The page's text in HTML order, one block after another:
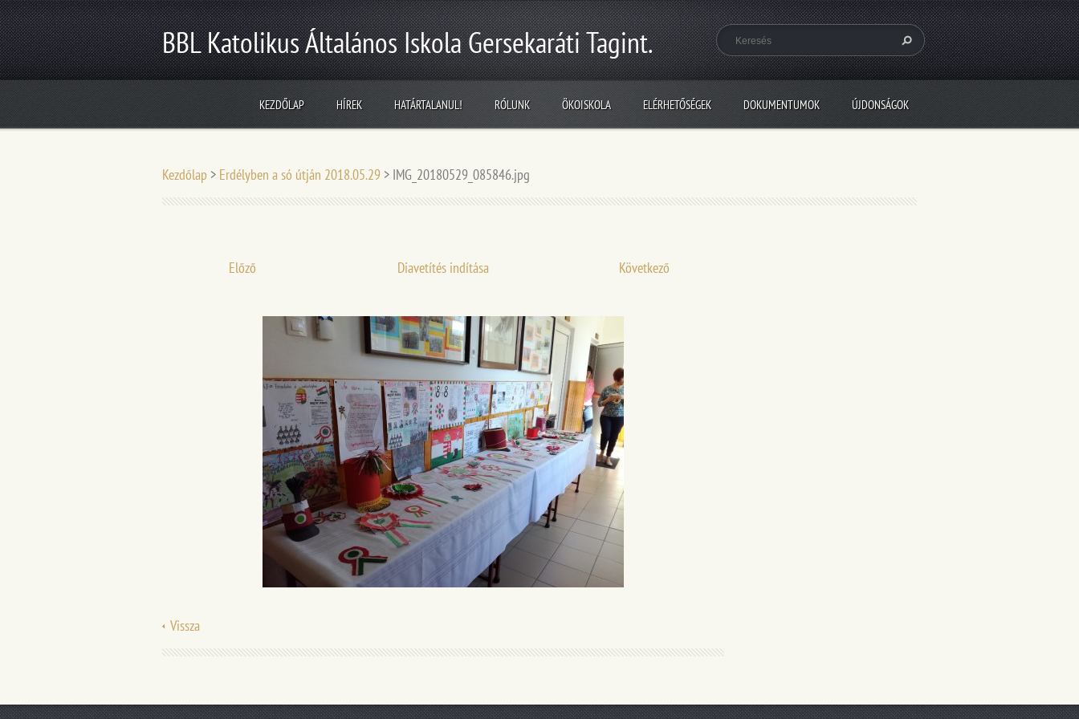
BBL Katolikus Általános Iskola Gersekaráti Tagint.
KEZDŐLAP HÍREK HATÁRTALANUL! RÓLUNK ÖKOISKOLA ELÉRHETŐSÉGEK DOKUMENTUMOK ÚJDONSÁGOK
Kezdőlap > Erdélyben a só útján 2018.05.29 > IMG_20180529_085846.jpg
Előző Diavetítés indítása Következő
Vissza